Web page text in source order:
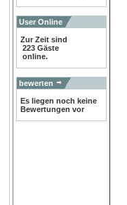
User Online
Zur Zeit sind
223 Gäste
online.
bewerten
Es liegen noch keine
Bewertungen vor